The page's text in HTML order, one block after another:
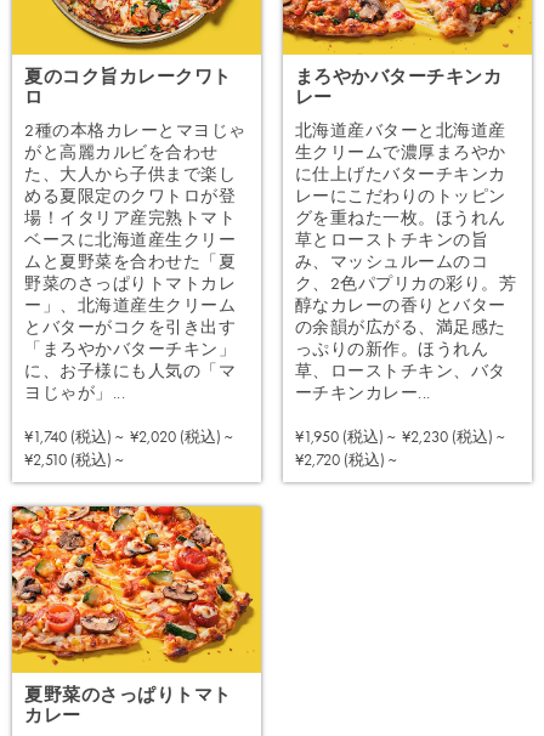
夏のコク旨カレークワト
ロ
2種の本格カレーとマヨじゃ
がと高麗カルビを合わせ
た、大人から子供まで楽し
める夏限定のクワトロが登
場！イタリア産完熟トマト
ベースに北海道産生クリー
ムと夏野菜を合わせた「夏
野菜のさっぱりトマトカレ
ー」、北海道産生クリーム
とバターがコクを引き出す
「まろやかバターチキン」
に、お子様にも人気の「マ
ヨじゃが」...
¥1,740 (税込) ~ ¥2,020 (税込) ~
¥2,510 (税込) ~
まろやかバターチキンカ
レー
北海道産バターと北海道産
生クリームで濃厚まろやか
に仕上げたバターチキンカ
レーにこだわりのトッピン
グを重ねた一枚。ほうれん
草とローストチキンの旨
み、マッシュルームのコ
ク、2色パプリカの彩り。芳
醇なカレーの香りとバター
の余韻が広がる、満足感た
っぷりの新作。ほうれん
草、ローストチキン、バタ
ーチキンカレー...
¥1,950 (税込) ~ ¥2,230 (税込) ~
¥2,720 (税込) ~
夏野菜のさっぱりトマト
カレー